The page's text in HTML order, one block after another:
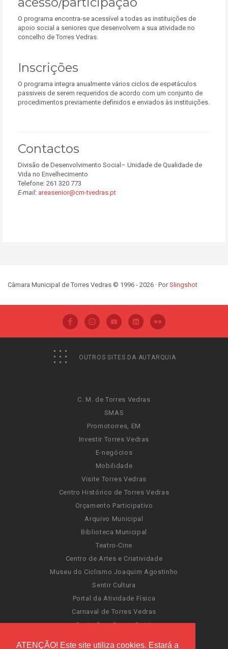
ATENÇÃO! Este site utiliza cookies. Estará a
O programa encontra-se acessível a todas as instituições de
apoio social a seniores que desenvolvem a sua atividade no
concelho de Torres Vedras.
Inscrições
O programa integra anualmente vários ciclos de espetáculos
passiveis de serem requeridos de acordo com um conjunto de
procedimentos previamente definidos e enviados às instituições.
Contactos
Divisão de Desenvolvimento Social– Unidade de Qualidade de
Vida no Envelhecimento
Telefone: 261 320 773
E-mail: areasenior@cm-tvedras.pt
Câmara Municipal de Torres Vedras © 1996 - 2026 · PorSlingshot
OUTROS SITES DA AUTARQUIA
C. M. de Torres Vedras
SMAS
Promotorres, EM
Investir Torres Vedras
E-negócios
Mobilidade
Visite Torres Vedras
Centro Histórico de Torres Vedras
Orçamento Participativo
Arquivo Municipal
Biblioteca Municipal
Teatro-Cine
Centro de Artes e Criatividade
Museu do Ciclismo Joaquim Agostinho
Sentir Cultura
Portal da Atividade Física
Carnaval de Torres Vedras
Santa Cruz Ocean Spirit